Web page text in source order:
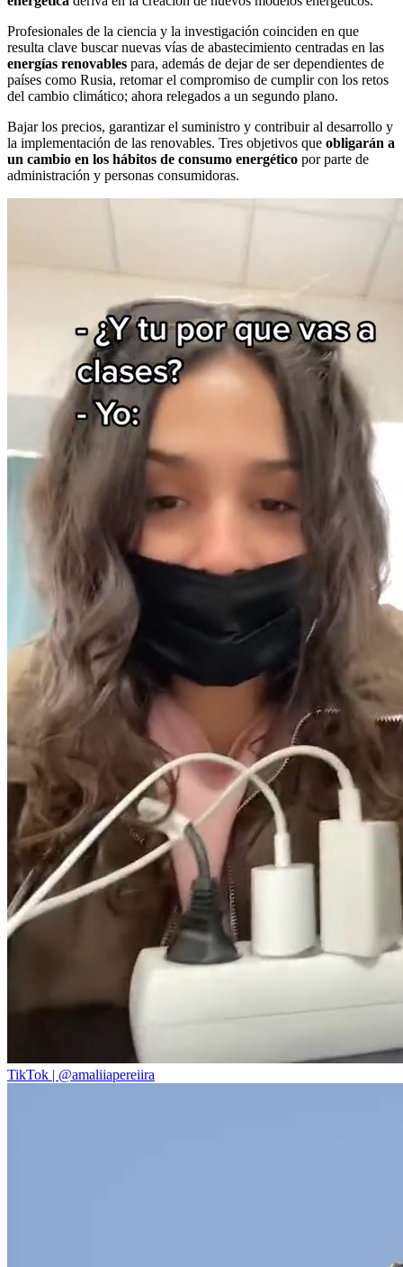
Profesionales de la ciencia y la investigación coinciden en que
resulta clave buscar nuevas vías de abastecimiento centradas en las
energías renovables para, además de dejar de ser dependientes de
países como Rusia, retomar el compromiso de cumplir con los retos
del cambio climático; ahora relegados a un segundo plano.
Bajar los precios, garantizar el suministro y contribuir al desarrollo y
la implementación de las renovables. Tres objetivos que obligarán a
un cambio en los hábitos de consumo energético por parte de
administración y personas consumidoras.
TikTok | @amaliiapereiira